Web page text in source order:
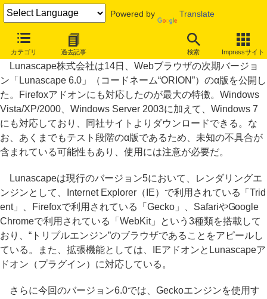
Powered by Translate
カテゴリ 過去記事 検索 Impressサイト
「Lunascape 6.0」α版公開、Firefoxアドオンも利用可能に
Lunascape株式会社は14日、Webブラウザの次期バージョ
ン「Lunascape 6.0」（コードネーム“ORION”）のα版を公開し
た。Firefoxアドオンにも対応したのが最大の特徴。Windows
Vista/XP/2000、Windows Server 2003に加えて、Windows 7
にも対応しており、同社サイトよりダウンロードできる。な
お、あくまでもテスト段階のα版であるため、未知の不具合が
含まれている可能性もあり、使用には注意が必要だ。
Lunascapeは現行のバージョン5において、レンダリングエ
ンジンとして、Internet Explorer（IE）で利用されている「Trid
ent」、Firefoxで利用されている「Gecko」、SafariやGoogle
Chromeで利用されている「WebKit」という3種類を搭載して
おり、“トリプルエンジン”のブラウザであることをアピールし
ている。また、拡張機能としては、IEアドオンとLunascapeア
ドオン（プラグイン）に対応している。
さらに今回のバージョン6.0では、Geckoエンジンを使用す